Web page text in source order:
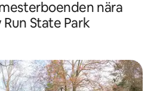
nära
State Park